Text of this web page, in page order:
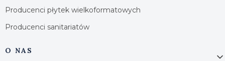
Producenci płytek wielkoformatowych
Producenci sanitariatów
O NAS